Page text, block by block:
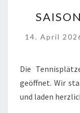
14. April
Die
geöffnet. Wir
und laden